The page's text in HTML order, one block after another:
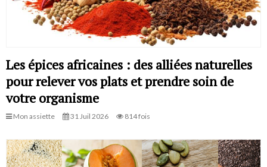
Les épices africaines : des alliées naturelles
pour relever vos plats et prendre soin de
votre organisme
Mon assiette 31 Juil 2026 814 fois